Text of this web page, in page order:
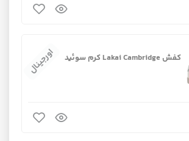
کفش Lakai Cambridge کرم سوئید اورجینال